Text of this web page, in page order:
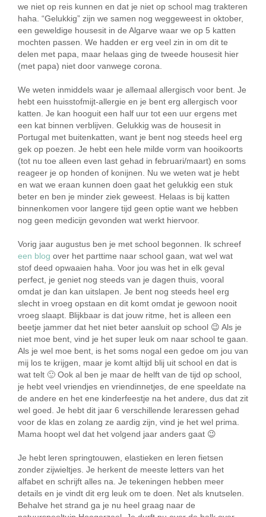
we niet op reis kunnen en dat je niet op school mag trakteren
haha. “Gelukkig” zijn we samen nog weggeweest in oktober,
een geweldige housesit in de Algarve waar we op 5 katten
mochten passen. We hadden er erg veel zin in om dit te
delen met papa, maar helaas ging de tweede housesit hier
(met papa) niet door vanwege corona.
We weten inmiddels waar je allemaal allergisch voor bent. Je
hebt een huisstofmijt-allergie en je bent erg allergisch voor
katten. Je kan hooguit een half uur tot een uur ergens met
een kat binnen verblijven. Gelukkig was de housesit in
Portugal met buitenkatten, want je bent nog steeds heel erg
gek op poezen. Je hebt een hele milde vorm van hooikoorts
(tot nu toe alleen even last gehad in februari/maart) en soms
reageer je op honden of konijnen. Nu we weten wat je hebt
en wat we eraan kunnen doen gaat het gelukkig een stuk
beter en ben je minder ziek geweest. Helaas is bij katten
binnenkomen voor langere tijd geen optie want we hebben
nog geen medicijn gevonden wat werkt hiervoor.
Vorig jaar augustus ben je met school begonnen. Ik schreef
een blog over het parttime naar school gaan, wat wel wat
stof deed opwaaien haha. Voor jou was het in elk geval
perfect, je geniet nog steeds van je dagen thuis, vooral
omdat je dan kan uitslapen. Je bent nog steeds heel erg
slecht in vroeg opstaan en dit komt omdat je gewoon nooit
vroeg slaapt. Blijkbaar is dat jouw ritme, het is alleen een
beetje jammer dat het niet beter aansluit op school 😉 Als je
niet moe bent, vind je het super leuk om naar school te gaan.
Als je wel moe bent, is het soms nogal een gedoe om jou van
mij los te krijgen, maar je komt altijd blij uit school en dat is
wat telt 🙂 Ook al ben je maar de helft van de tijd op school,
je hebt veel vriendjes en vriendinnetjes, de ene speeldate na
de andere en het ene kinderfeestje na het andere, dus dat zit
wel goed. Je hebt dit jaar 6 verschillende leraressen gehad
voor de klas en zolang ze aardig zijn, vind je het wel prima.
Mama hoopt wel dat het volgend jaar anders gaat 😉
Je hebt leren springtouwen, elastieken en leren fietsen
zonder zijwieltjes. Je herkent de meeste letters van het
alfabet en schrijft alles na. Je tekeningen hebben meer
details en je vindt dit erg leuk om te doen. Net als knutselen.
Behalve het strand ga je nu heel graag naar de